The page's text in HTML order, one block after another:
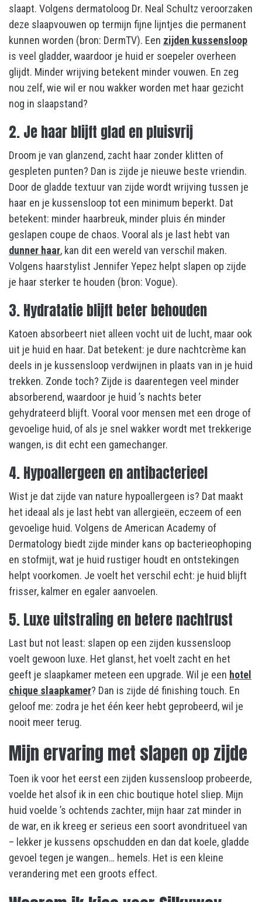
slaapt. Volgens dermatoloog Dr. Neal Schultz veroorzaken
deze slaapvouwen op termijn fijne lijntjes die permanent
kunnen worden (bron: DermTV). Een zijden kussensloop
is veel gladder, waardoor je huid er soepeler overheen
glijdt. Minder wrijving betekent minder vouwen. En zeg
nou zelf, wie wil er nou wakker worden met haar gezicht
nog in slaapstand?
2. Je haar blijft glad en pluisvrij
Droom je van glanzend, zacht haar zonder klitten of
gespleten punten? Dan is zijde je nieuwe beste vriendin.
Door de gladde textuur van zijde wordt wrijving tussen je
haar en je kussensloop tot een minimum beperkt. Dat
betekent: minder haarbreuk, minder pluis én minder
geslapen coupe de chaos. Vooral als je last hebt van
dunner haar, kan dit een wereld van verschil maken.
Volgens haarstylist Jennifer Yepez helpt slapen op zijde
je haar sterker te houden (bron: Vogue).
3. Hydratatie blijft beter behouden
Katoen absorbeert niet alleen vocht uit de lucht, maar ook
uit je huid en haar. Dat betekent: je dure nachtcrème kan
deels in je kussensloop verdwijnen in plaats van in je huid
trekken. Zonde toch? Zijde is daarentegen veel minder
absorberend, waardoor je huid ’s nachts beter
gehydrateerd blijft. Vooral voor mensen met een droge of
gevoelige huid, of als je snel wakker wordt met trekkerige
wangen, is dit echt een gamechanger.
4. Hypoallergeen en antibacterieel
Wist je dat zijde van nature hypoallergeen is? Dat maakt
het ideaal als je last hebt van allergieën, eczeem of een
gevoelige huid. Volgens de American Academy of
Dermatology biedt zijde minder kans op bacterieophoping
en stofmijt, wat je huid rustiger houdt en ontstekingen
helpt voorkomen. Je voelt het verschil echt: je huid blijft
frisser, kalmer en egaler aanvoelen.
5. Luxe uitstraling en betere nachtrust
Last but not least: slapen op een zijden kussensloop
voelt gewoon luxe. Het glanst, het voelt zacht en het
geeft je slaapkamer meteen een upgrade. Wil je een hotel
chique slaapkamer? Dan is zijde dé finishing touch. En
geloof me: zodra je het één keer hebt geprobeerd, wil je
nooit meer terug.
Mijn ervaring met slapen op zijde
Toen ik voor het eerst een zijden kussensloop probeerde,
voelde het alsof ik in een chic boutique hotel sliep. Mijn
huid voelde ’s ochtends zachter, mijn haar zat minder in
de war, en ik kreeg er serieus een soort avondritueel van
– lekker je kussens opschudden en dan dat koele, gladde
gevoel tegen je wangen… hemels. Het is een kleine
verandering met een groots effect.